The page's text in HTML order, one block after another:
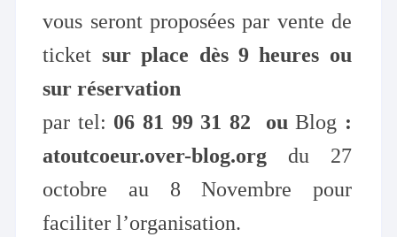
vous seront proposées par vente de
ticket sur place dès 9 heures ou
sur réservation
par tel: 06 81 99 31 82 ouBlog :
atoutcoeur.over-blog.org du 27
octobre au 8 Novembre pour
faciliter l’organisation.